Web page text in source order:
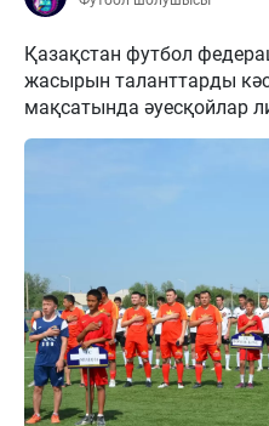
Қазақстан футбол
жасырын таланттарды
мақсатында әуесқойлар